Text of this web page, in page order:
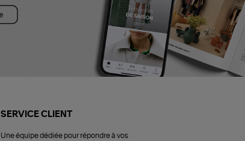
SERVICE CLIENT
Une équipe dédiée pour répondre à vos